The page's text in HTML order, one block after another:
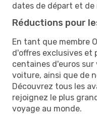
dates de départ et de
Réductions pour
En tant que membre
d'offres exclusives et
centaines d'euros
voiture, ainsi que de
Découvrez tous les
rejoignez le plus
voyage au monde.